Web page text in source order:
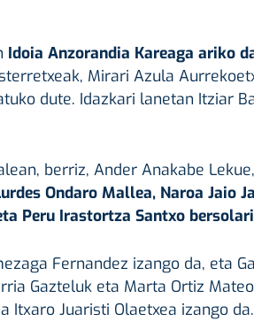
Idoia Anzorandia Kareaga ariko
Mirari Azula
dute. Idazkari lanetan Itziar
berriz, Ander Anakabe
Ondaro Mallea, Naroa Jaio
Peru Irastortza Santxo
Fernandez izango da, eta
Gazteluk eta Marta Ortiz
Itxaro Juaristi Olaetxea izango da.